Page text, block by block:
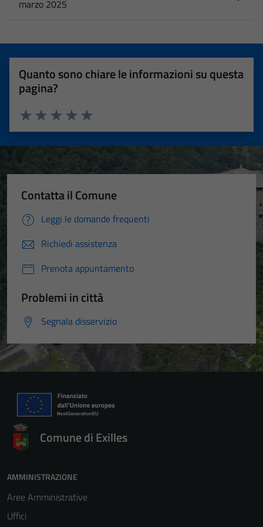
marzo 2025
Quanto sono chiare le informazioni su questa
pagina?
Valuta 5 stelle su 5
Valuta 4 stelle su 5
Valuta 3 stelle su 5
Valuta 2 stelle su 5
Valuta 1 stelle su 5
Contatta il Comune
Leggi le domande frequenti
Richiedi assistenza
Prenota appuntamento
Problemi in città
Segnala disservizio
Comune di Exilles
AMMINISTRAZIONE
Aree Amministrative
Uffici